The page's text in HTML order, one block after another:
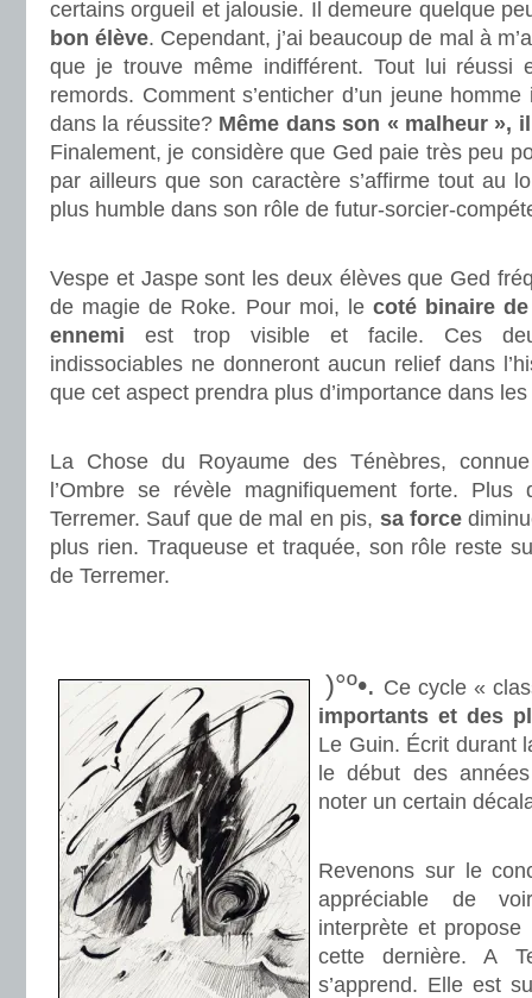
certains orgueil et jalousie. Il demeure quelque
bon élève. Cependant, j’ai beaucoup de mal à
que je trouve même indifférent. Tout lui réussi
remords. Comment s’enticher d’un jeune
dans la réussite? Même dans son « malheur »,
Finalement, je considère que Ged paie très peu
par ailleurs que son caractère s’affirme tout au
plus humble dans son rôle de futur-sorcier-
Vespe et Jaspe sont les deux élèves que Ged
de magie de Roke. Pour moi, le coté binaire
ennemi est trop visible et facile. Ces
indissociables ne donneront aucun relief dans
que cet aspect prendra plus d’importance dans
La Chose du Royaume des Ténèbres,
l’Ombre se révèle magnifiquement forte.
Terremer. Sauf que de mal en pis, sa force
plus rien. Traqueuse et traquée, son rôle reste
de Terremer.
)°º•. Ce cycle «
importants et des
Le Guin. Écrit durant
le début des
noter un certain
Revenons sur le
appréciable de
interprète et propose
cette dernière. A
s’apprend. Elle est